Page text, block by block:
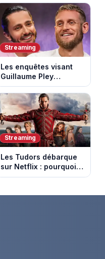
avec l'ascension du
Mont Ventoux
Streaming
Les enquêtes visant
Guillaume Pley
poussent Ragnar Le
Breton à quitter la
tournée Legend
Streaming
Les Tudors débarque
sur Netflix : pourquoi la
série n’a rien perdu de